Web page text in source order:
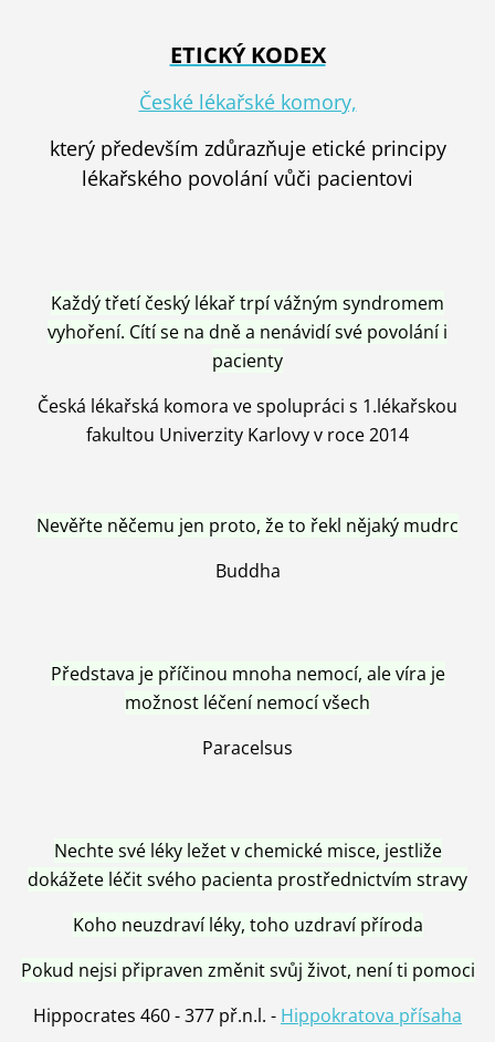
ETICKÝ KODEX
České lékařské komory,
který především zdůrazňuje etické principy
lékařského povolání vůči pacientovi
Každý třetí český lékař trpí vážným syndromem
vyhoření. Cítí se na dně a nenávidí své povolání i
pacienty
Česká lékařská komora ve spolupráci s 1.lékařskou
fakultou Univerzity Karlovy v roce 2014
Nevěřte něčemu jen proto, že to řekl nějaký mudrc
Buddha
Představa je příčinou mnoha nemocí, ale víra je
možnost léčení nemocí všech
Paracelsus
Nechte své léky ležet v chemické misce, jestliže
dokážete léčit svého pacienta prostřednictvím stravy
Koho neuzdraví léky, toho uzdraví příroda
Pokud nejsi připraven změnit svůj život, není ti pomoci
Hippocrates 460 - 377 př.n.l. - Hippokratova přísaha